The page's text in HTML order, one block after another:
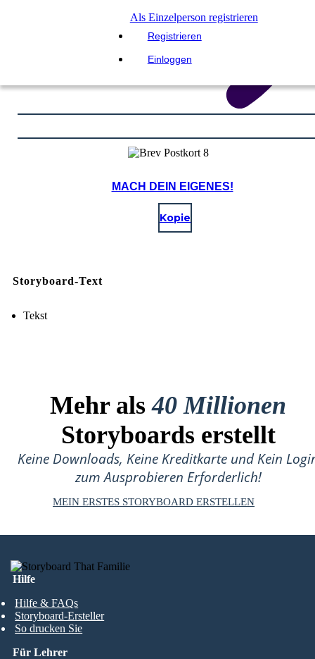
Als Einzelperson registrieren
Registrieren
Einloggen
MACH DEIN EIGENES!
Kopie
Storyboard-Text
Tekst
Mehr als40 Millionen
Storyboards erstellt
Keine Downloads, Keine Kreditkarte und Kein
zum Ausprobieren Erforderlich!
MEIN ERSTES STORYBOARD ERSTELLEN
Hilfe
Hilfe & FAQs
Storyboard-Ersteller
So drucken Sie
Für Lehrer